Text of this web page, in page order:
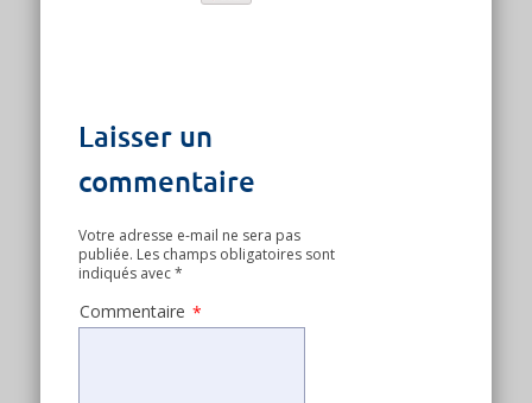
Laisser un
commentaire
Votre adresse e-mail ne sera pas
publiée. Les champs obligatoires sont
indiqués avec*
Commentaire *